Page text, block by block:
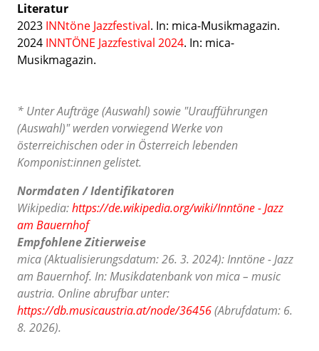
Literatur
2023 INNtöne Jazzfestival. In: mica-Musikmagazin.
2024 INNTÖNE Jazzfestival 2024. In: mica-
Musikmagazin.
* Unter Aufträge (Auswahl) sowie "Uraufführungen
(Auswahl)" werden vorwiegend Werke von
österreichischen oder in Österreich lebenden
Komponist:innen gelistet.
Normdaten / Identifikatoren
Wikipedia:https://de.wikipedia.org/wiki/Inntöne - Jazz
am Bauernhof
Empfohlene Zitierweise
mica (Aktualisierungsdatum: 26. 3. 2024): Inntöne - Jazz
am Bauernhof. In: Musikdatenbank von mica – music
austria. Online abrufbar unter:
https://db.musicaustria.at/node/36456(Abrufdatum: 6.
8. 2026).